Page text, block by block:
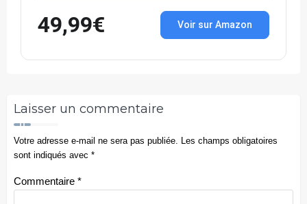
49,99€ Voir sur Amazon
Laisser un commentaire
Votre adresse e-mail ne sera pas publiée.
Les champs obligatoires
sont indiqués avec *
Commentaire *